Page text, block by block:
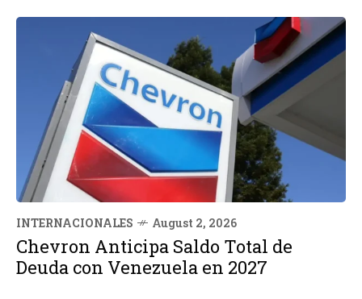
INTERNACIONALES August 2, 2026
Chevron Anticipa Saldo Total de
Deuda con Venezuela en 2027